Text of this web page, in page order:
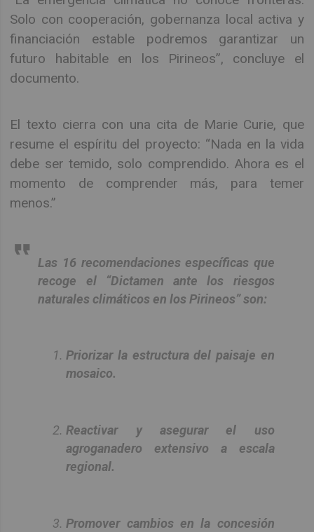
Solo con cooperación, gobernanza local activa y
financiación estable podremos garantizar un
futuro habitable en los Pirineos”, concluye el
documento.
El texto cierra con una cita de Marie Curie, que
resume el espíritu del proyecto: “Nada en la vida
debe ser temido, solo comprendido. Ahora es el
momento de comprender más, para temer
menos.”
Las 16 recomendaciones específicas que
recoge el “Dictamen ante los riesgos
naturales climáticos en los Pirineos”son:
Priorizar la estructura del paisaje en
mosaico.
Reactivar y asegurar el uso
agroganadero extensivo a escala
regional.
Promover cambios en la concesión